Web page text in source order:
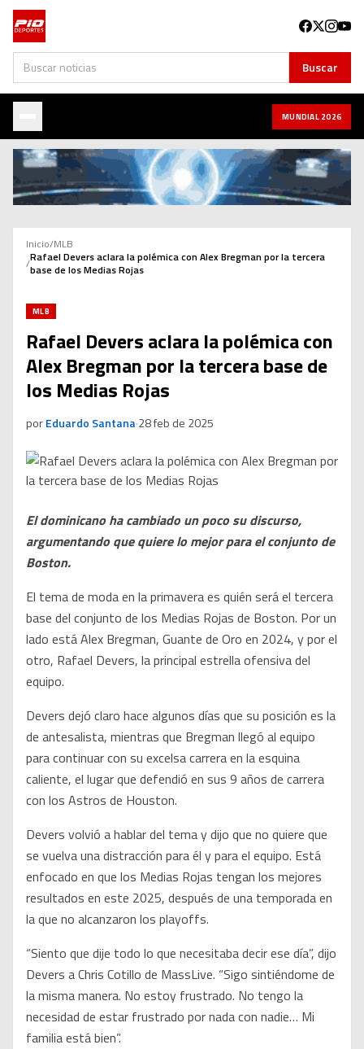
Buscar Buscar
MUNDIAL 2026
Inicio/MLB
/Rafael Devers aclara la polémica con Alex Bregman por la tercera
base de los Medias Rojas
MLB
Rafael Devers aclara la polémica con
Alex Bregman por la tercera base de
los Medias Rojas
porEduardo Santana·28 feb de 2025
El dominicano ha cambiado un poco su discurso,
argumentando que quiere lo mejor para el conjunto de
Boston.
El tema de moda en la primavera es quién será el tercera
base del conjunto de los Medias Rojas de Boston. Por un
lado está Alex Bregman, Guante de Oro en 2024, y por el
otro, Rafael Devers, la principal estrella ofensiva del
equipo.
Devers dejó claro hace algunos días que su posición es la
de antesalista, mientras que Bregman llegó al equipo
para continuar con su excelsa carrera en la esquina
caliente, el lugar que defendió en sus 9 años de carrera
con los Astros de Houston.
Devers volvió a hablar del tema y dijo que no quiere que
se vuelva una distracción para él y para el equipo. Está
enfocado en que los Medias Rojas tengan los mejores
resultados en este 2025, después de una temporada en
la que no alcanzaron los playoffs.
“Siento que dije todo lo que necesitaba decir ese día”, dijo
Devers a Chris Cotillo de MassLive. “Sigo sintiéndome de
la misma manera. No estoy frustrado. No tengo la
necesidad de estar frustrado por nada con nadie… Mi
familia está bien”.